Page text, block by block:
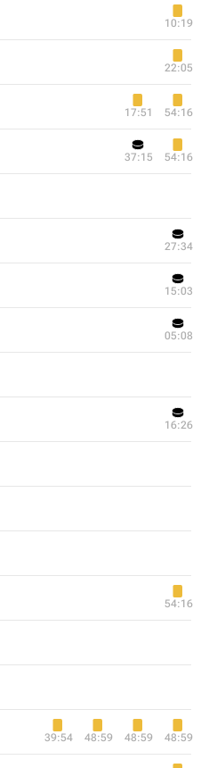
10:19
22:05
17:51 54:16
37:15 54:16
27:34
15:03
05:08
16:26
54:16
39:54 48:59 48:59 48:59